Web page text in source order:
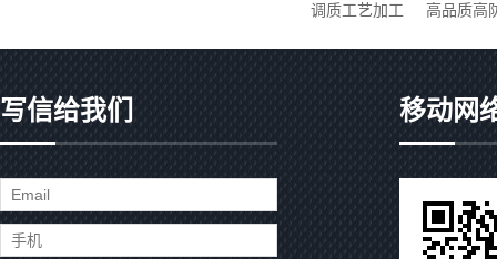
调质工艺加工 高品质高
写信给我们 移动网